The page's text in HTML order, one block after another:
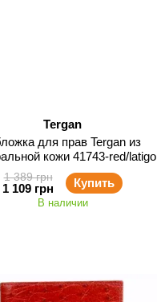
Tergan
для прав Tergan из
кожи 41743-red/latigo
1 389 грн
1 109 грн Купить
В наличии